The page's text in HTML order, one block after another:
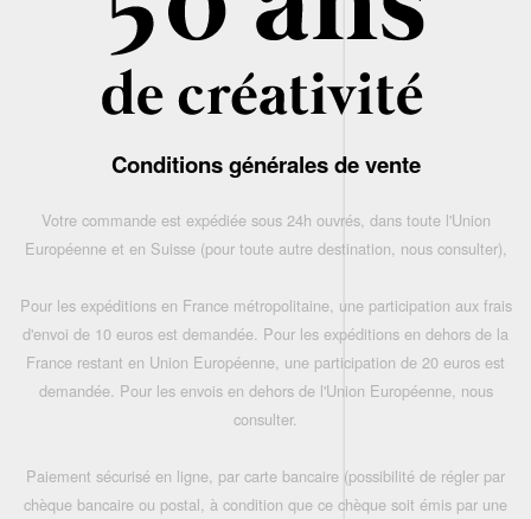
Conditions générales de vente
Votre commande est expédiée sous 24h ouvrés, dans toute l'Union
Européenne et en Suisse (pour toute autre destination, nous consulter),
Pour les expéditions en France métropolitaine, une participation aux frais
d'envoi de 10 euros est demandée. Pour les expéditions en dehors de la
France restant en Union Européenne, une participation de 20 euros est
demandée. Pour les envois en dehors de l'Union Européenne, nous
consulter.
Paiement sécurisé en ligne, par carte bancaire (possibilité de régler par
chèque bancaire ou postal, à condition que ce chèque soit émis par une